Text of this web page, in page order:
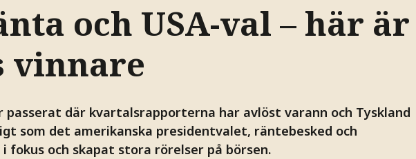
och USA-val – här är
vinnare
passerat där kvartalsrapporterna har avlöst varann och Tyskland
som det amerikanska presidentvalet, räntebesked och
fokus och skapat stora rörelser på börsen.